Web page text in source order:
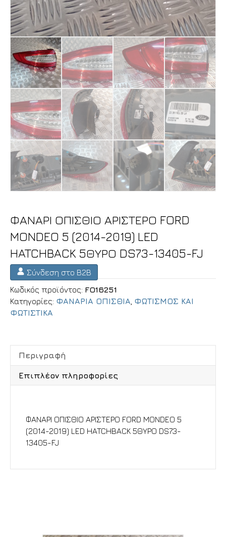
ΦΑΝΑΡΙ ΟΠΙΣΘΙΟ ΑΡΙΣΤΕΡΟ FORD
MONDEO 5 (2014-2019) LED
HATCHBACK 5ΘΥΡΟ DS73-13405-FJ
Σύνδεση στο B2B
Κωδικός προϊόντος: FO16251
Κατηγορίες: ΦΑΝΑΡΙΑ ΟΠΙΣΘΙΑ ΦΩΤΙΣΜΟΣ ΚΑΙ
ΦΩΤΙΣΤΙΚΑ
Περιγραφή
Επιπλέον πληροφορίες
ΦΑΝΑΡΙ ΟΠΙΣΘΙΟ ΑΡΙΣΤΕΡΟ FORD MONDEO 5
(2014-2019) LED HATCHBACK 5ΘΥΡΟ DS73-
13405-FJ